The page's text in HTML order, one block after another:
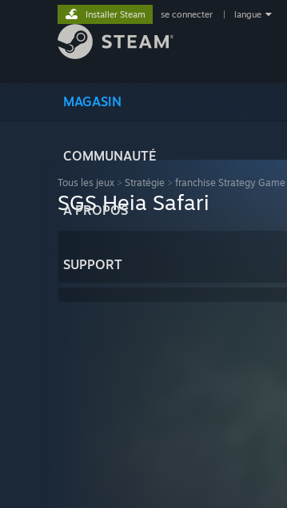
MAGASIN
COMMUNAUTÉ
À PROPOS
SUPPORT
Installer Steam se connecter langue
Tous les jeux > Stratégie > franchise Strategy Game
SGS Heia Safari